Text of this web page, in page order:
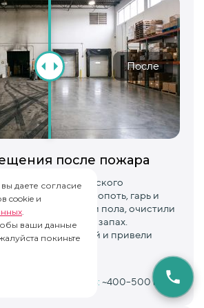
После
после пожара
уборку складского
пожара. Удалили копоть, гарь и
со стен, потолка и пола, очистили
и устранили запах.
поверхностей и привели
Площадь: ~400–500 м²
даете согласие
cookie и
.
ваши данные
покиньте